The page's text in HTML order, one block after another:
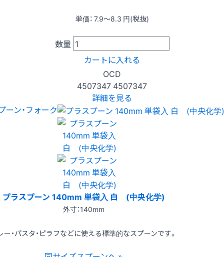
単価： 7.9〜8.3 円(税抜)
数量
カートに入れる
OCD
4507347 4507347
詳細を見る
ーン・フォーク
プラスプーン 140mm 単袋入 白 (中央化学)
外寸：140mm
ー・パスタ・ピラフなどに使える標準的なスプーンです。